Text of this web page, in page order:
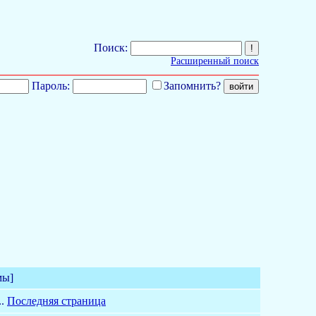
Поиск:
Расширенный поиск
Пароль: Запомнить?
Последняя страница